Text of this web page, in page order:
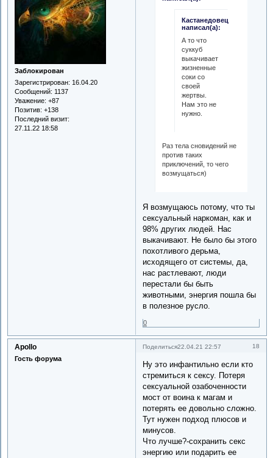
Заблокирован
Зарегистрирован: 16.04.20
Сообщений: 1137
Уважение: +87
Позитив: +138
Последний визит:
27.11.22 18:58
Кастанедовец
написал(а):
А то что
суккуб
выкачивает
жизненные
соки со
своей
жертвы.
Нам это не
нужно.
Раз тела сновидений не
против таких
приключений, то чего
возмущаться)
Я возмущаюсь потому, что ты
сексуальный наркоман, как и
98% других людей. Нас
выкачивают. Не было бы этого
похотливого дерьма,
исходящего от системы, да,
нас растлевают, люди
перестали бы быть
животными, энергия пошла бы
в полезное русло.
0
Поделиться 18
22.04.21 22:57
Apollo
Гость форума
Ну это инфантильно если кто
стремиться к сексу. Потеря
сексуальной озабоченности
мост от воина к магам и
потерять ее довольно сложно.
Тут нужен подход плюсов и
минусов.
Что лучше?-сохранить секс
энергию или подарить ее